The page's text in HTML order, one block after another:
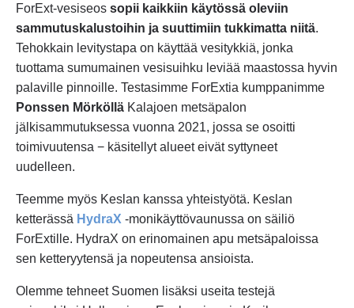
ForExt-vesiseos sopii kaikkiin käytössä oleviin
sammutuskalustoihin ja suuttimiin tukkimatta niitä.
Tehokkain levitystapa on käyttää vesitykkiä, jonka
tuottama sumumainen vesisuihku leviää maastossa hyvin
palaville pinnoille. Testasimme ForExtia kumppanimme
Ponssen Mörköllä Kalajoen metsäpalon
jälkisammutuksessa vuonna 2021, jossa se osoitti
toimivuutensa − käsitellyt alueet eivät syttyneet
uudelleen.
Teemme myös Keslan kanssa yhteistyötä. Keslan
ketterässä HydraX -monikäyttövaunussa on säiliö
ForExtille. HydraX on erinomainen apu metsäpaloissa
sen ketteryytensä ja nopeutensa ansioista.
Olemme tehneet Suomen lisäksi useita testejä